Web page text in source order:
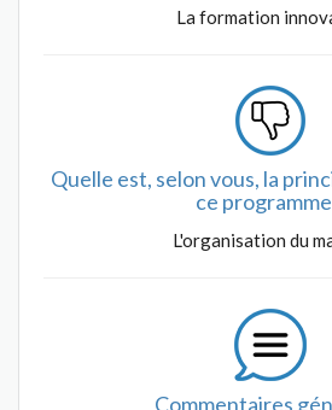
La formation
Quelle est, selon vous, la
ce
L'organisation du
Commentaires